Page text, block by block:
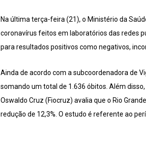
Na última terça-feira (21), o Ministério da
coronavírus feitos em laboratórios das redes
para resultados positivos como negativos,
Ainda de acordo com a subcoordenadora de
somando um total de 1.636 óbitos. Além
Oswaldo Cruz (Fiocruz) avalia que o Rio
redução de 12,3%. O estudo é referente ao